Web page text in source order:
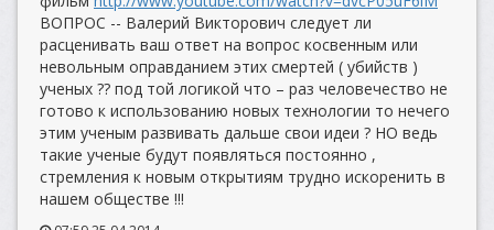
ВОПРОС -- Валерий Викторович следует ли
расценивать ваш ответ на вопрос косвенным или
невольным оправданием этих смертей ( убийств )
ученых ?? под той логикой что – раз человечество не
готово к использованию новых технологии то нечего
этим ученым развивать дальше свои идеи ? НО ведь
такие ученые будут появляться постоянно ,
стремления к новым открытиям трудно искоренить в
нашем обществе !!!